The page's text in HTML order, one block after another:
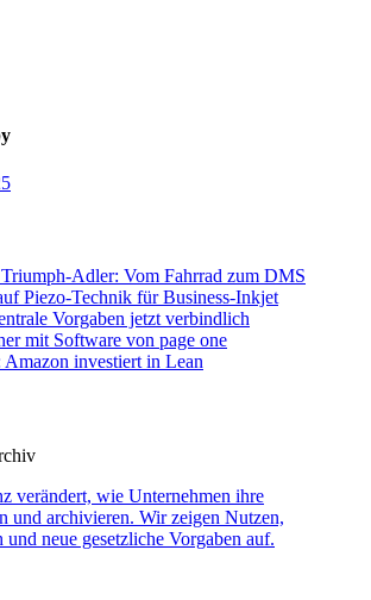
Adler: Vom Fahrrad zum DMS
Piezo-Technik für Business-Inkjet
Vorgaben jetzt verbindlich
mit Software von page one
investiert in Lean
verändert, wie Unternehmen ihre
und archivieren. Wir zeigen Nutzen,
und neue gesetzliche Vorgaben auf.